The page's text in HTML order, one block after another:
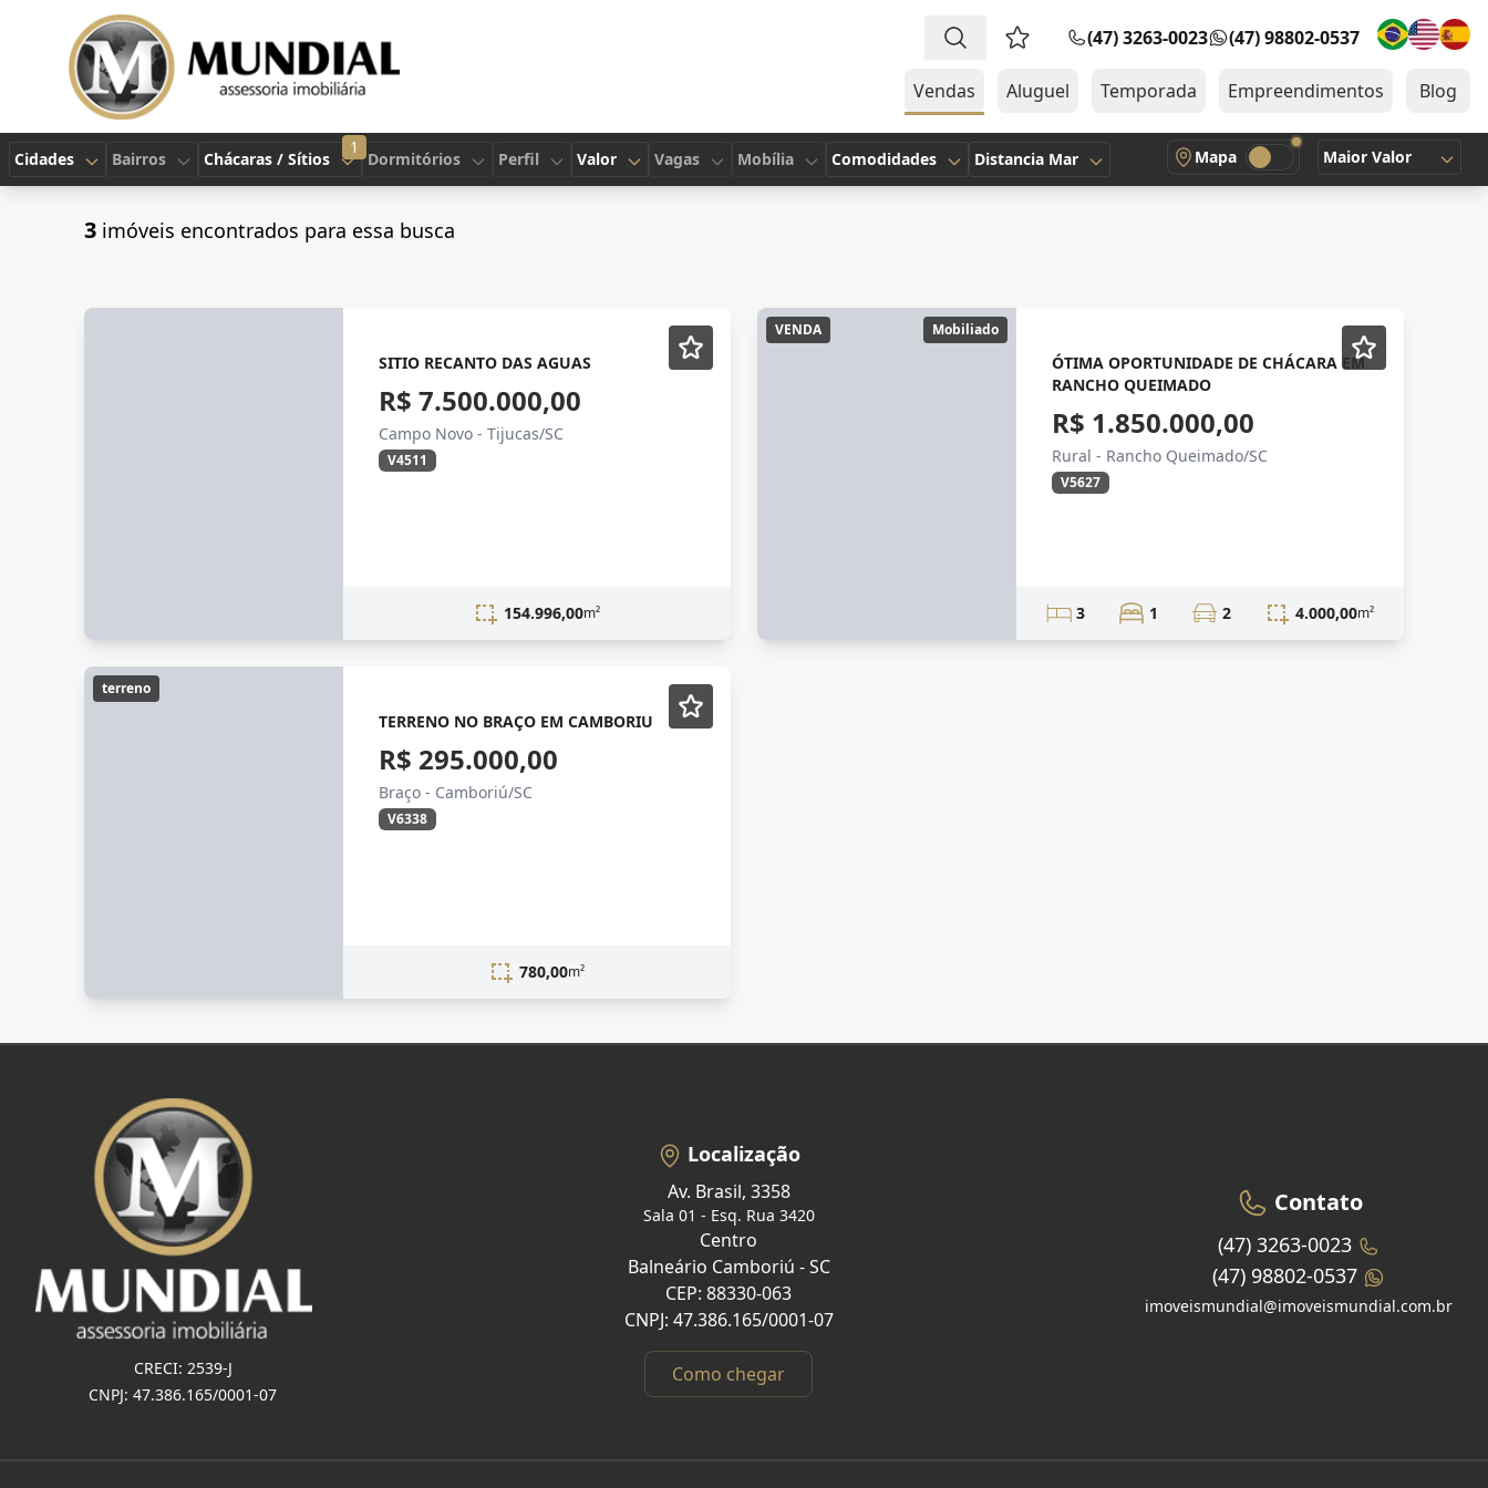
Favoritos (0 itens)
(47) 3263-0023 (47) 98802-0537
Vendas Aluguel Temporada Empreendimentos Blog
Cidades Bairros
1
Chácaras / Sítios Dormitórios Perfil Valor Vagas Mobília Comodidades Distancia Mar Mapa Maior Valor
3 imóveis encontrados para essa busca
SITIO RECANTO DAS AGUAS
R$ 7.500.000,00
Campo Novo - Tijucas/SC
V4511
154.996,00m²
VENDA Mobiliado
ÓTIMA OPORTUNIDADE DE CHÁCARA EM
RANCHO QUEIMADO
R$ 1.850.000,00
Rural - Rancho Queimado/SC
V5627
3 1 2 4.000,00m²
terreno
TERRENO NO BRAÇO EM CAMBORIU
R$ 295.000,00
Braço - Camboriú/SC
V6338
780,00m²
CRECI: 2539-J
CNPJ: 47.386.165/0001-07
Localização
Av. Brasil, 3358
Sala 01 - Esq. Rua 3420
Centro
Balneário Camboriú - SC
CEP: 88330-063
CNPJ: 47.386.165/0001-07
Como chegar
Contato
(47) 3263-0023
(47) 98802-0537
imoveismundial@imoveismundial.com.br